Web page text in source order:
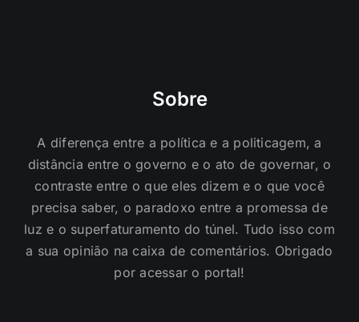
Sobre
A diferença entre a política e a politicagem, a
distância entre o governo e o ato de governar, o
contraste entre o que eles dizem e o que você
precisa saber, o paradoxo entre a promessa de
luz e o superfaturamento do túnel. Tudo isso com
a sua opinião na caixa de comentários. Obrigado
por acessar o portal!